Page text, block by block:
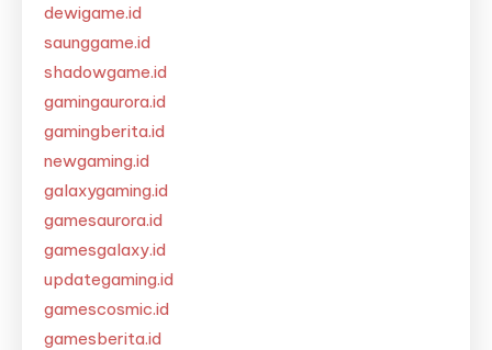
dewigame.id
saunggame.id
shadowgame.id
gamingaurora.id
gamingberita.id
newgaming.id
galaxygaming.id
gamesaurora.id
gamesgalaxy.id
updategaming.id
gamescosmic.id
gamesberita.id